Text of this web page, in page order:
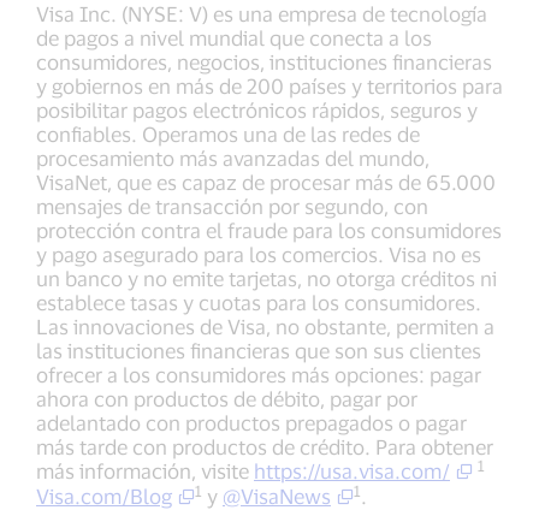
Visa Inc. (NYSE: V) es una empresa de tecnología
de pagos a nivel mundial que conecta a los
consumidores, negocios, instituciones financieras
y gobiernos en más de 200 países y territorios para
posibilitar pagos electrónicos rápidos, seguros y
confiables. Operamos una de las redes de
procesamiento más avanzadas del mundo,
VisaNet, que es capaz de procesar más de 65.000
mensajes de transacción por segundo, con
protección contra el fraude para los consumidores
y pago asegurado para los comercios. Visa no es
un banco y no emite tarjetas, no otorga créditos ni
establece tasas y cuotas para los consumidores.
Las innovaciones de Visa, no obstante, permiten a
las instituciones financieras que son sus clientes
ofrecer a los consumidores más opciones: pagar
ahora con productos de débito, pagar por
adelantado con productos prepagados o pagar
más tarde con productos de crédito. Para obtener
más información, visite https://usa.visa.com/ 1
Visa.com/Blog 1 y @VisaNews 1 .